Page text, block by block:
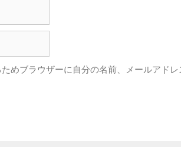
めブラウザーに自分の名前、メールアドレ